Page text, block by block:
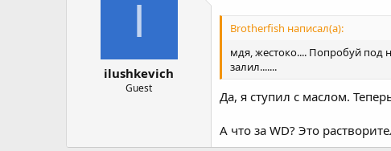
I
ilushkevich
Guest
Brotherfish написал(а):
мдя, жестоко.... Попробуй под
залил.......
Да, я ступил с маслом.
А что за WD? Это